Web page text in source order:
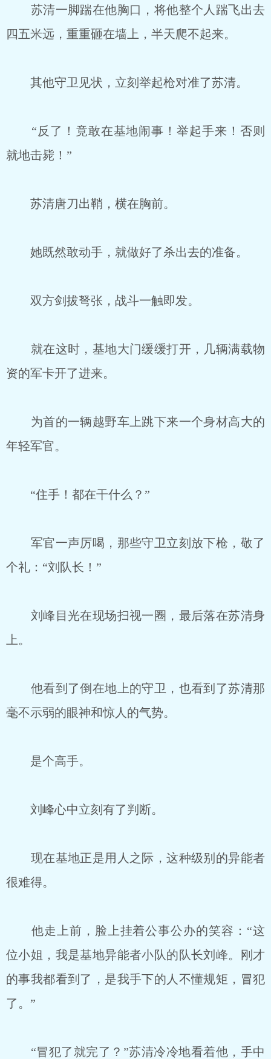
苏清一脚踹在他胸口，将他整个人踹飞出去
四五米远，重重砸在墙上，半天爬不起来。
其他守卫见状，立刻举起枪对准了苏清。
“反了！竟敢在基地闹事！举起手来！否则
就地击毙！”
苏清唐刀出鞘，横在胸前。
她既然敢动手，就做好了杀出去的准备。
双方剑拔弩张，战斗一触即发。
就在这时，基地大门缓缓打开，几辆满载物
资的军卡开了进来。
为首的一辆越野车上跳下来一个身材高大的
年轻军官。
“住手！都在干什么？”
军官一声厉喝，那些守卫立刻放下枪，敬了
个礼：“刘队长！”
刘峰目光在现场扫视一圈，最后落在苏清身
上。
他看到了倒在地上的守卫，也看到了苏清那
毫不示弱的眼神和惊人的气势。
是个高手。
刘峰心中立刻有了判断。
现在基地正是用人之际，这种级别的异能者
很难得。
他走上前，脸上挂着公事公办的笑容：“这
位小姐，我是基地异能者小队的队长刘峰。刚才
的事我都看到了，是我手下的人不懂规矩，冒犯
了。”
“冒犯了就完了？”苏清冷冷地看着他，手中